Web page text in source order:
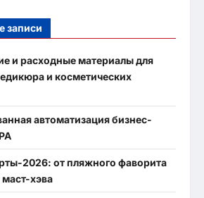
записи
и расходные материалы для
и косметических
автоматизация бизнес-
2026: от пляжного фаворита
хэва